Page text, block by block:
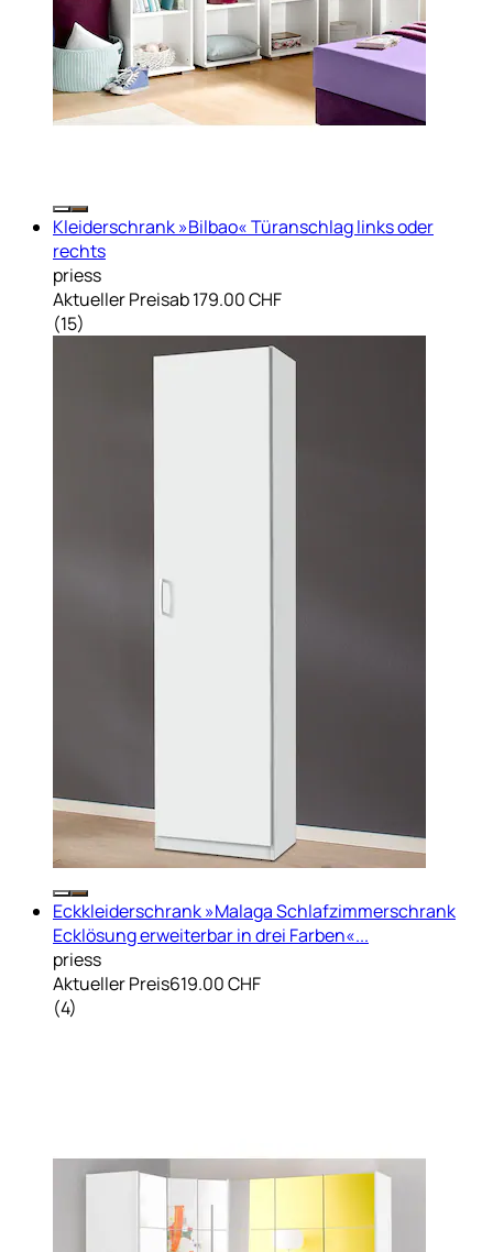
Kleiderschrank »Bilbao« Türanschlag links oder
rechts
priess
Aktueller Preisab179.00 CHF
(15)
Eckkleiderschrank »Malaga Schlafzimmerschrank
Ecklösung erweiterbar in drei Farben«...
priess
Aktueller Preis619.00 CHF
(4)